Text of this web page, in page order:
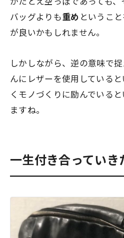
バッグよりも重め というこ
が良いかもしれません。
しかしながら、逆の意味で
んにレザーを使用している
くモノづくりに励んでいる
ますね。
一生付き合っていき